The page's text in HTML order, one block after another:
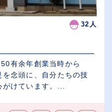
32人
有余年創業当時から
を念頭に、自分たちの技
けています。...